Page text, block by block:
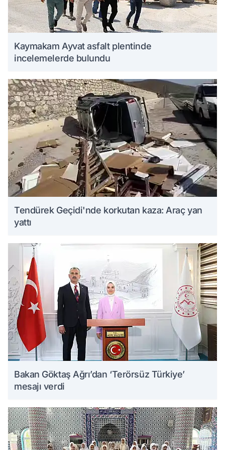
Kaymakam Ayvat asfalt plentinde
incelemelerde bulundu
Tendürek Geçidi'nde korkutan kaza: Araç yan
yattı
Bakan Göktaş Ağrı’dan ‘Terörsüz Türkiye’
mesajı verdi